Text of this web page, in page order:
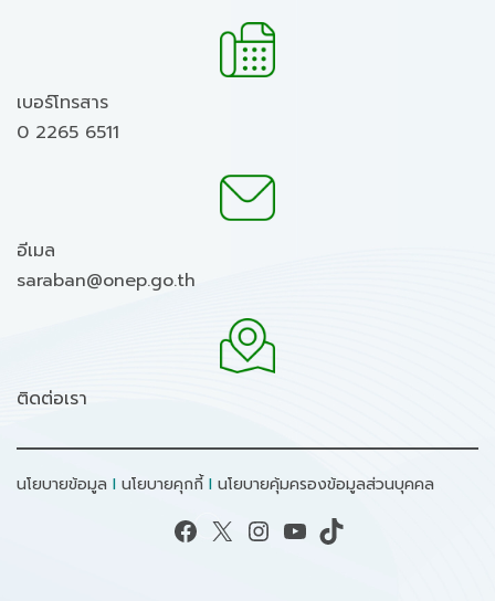
เบอร์โทรสาร
0 2265 6511
อีเมล
saraban@onep.go.th
ติดต่อเรา
นโยบายข้อมูล I นโยบายคุกกี้ I นโยบายคุ้มครองข้อมูลส่วนบุคคล
Facebook X Instagram YouTube TikTok